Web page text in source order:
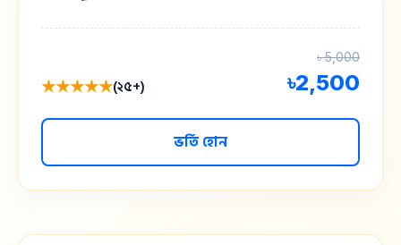
★★★★★(২৫+)
৳ 5,000
৳2,500
ভর্তি হোন